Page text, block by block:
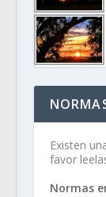
Existen
favor
Normas